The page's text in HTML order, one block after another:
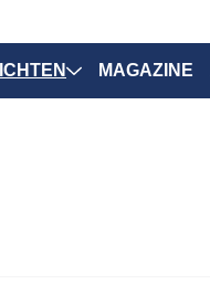
MAGAZINE